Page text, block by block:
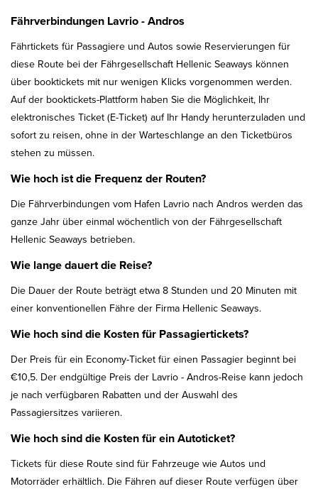
Fährverbindungen Lavrio - Andros
Fährtickets für Passagiere und Autos sowie Reservierungen für
diese Route bei der Fährgesellschaft Hellenic Seaways können
über booktickets mit nur wenigen Klicks vorgenommen werden.
Auf der booktickets-Plattform haben Sie die Möglichkeit, Ihr
elektronisches Ticket (E-Ticket) auf Ihr Handy herunterzuladen und
sofort zu reisen, ohne in der Warteschlange an den Ticketbüros
stehen zu müssen.
Wie hoch ist die Frequenz der Routen?
Die Fährverbindungen vom Hafen Lavrio nach Andros werden das
ganze Jahr über einmal wöchentlich von der Fährgesellschaft
Hellenic Seaways betrieben.
Wie lange dauert die Reise?
Die Dauer der Route beträgt etwa 8 Stunden und 20 Minuten mit
einer konventionellen Fähre der Firma Hellenic Seaways.
Wie hoch sind die Kosten für Passagiertickets?
Der Preis für ein Economy-Ticket für einen Passagier beginnt bei
€10,5. Der endgültige Preis der Lavrio - Andros-Reise kann jedoch
je nach verfügbaren Rabatten und der Auswahl des
Passagiersitzes variieren.
Wie hoch sind die Kosten für ein Autoticket?
Tickets für diese Route sind für Fahrzeuge wie Autos und
Motorräder erhältlich. Die Fähren auf dieser Route verfügen über